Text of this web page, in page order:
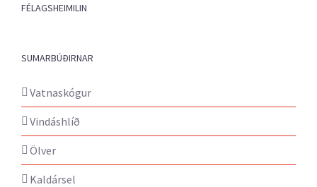
FÉLAGSHEIMILIN
SUMARBÚÐIRNAR
Vatnaskógur
Vindáshlíð
Ölver
Kaldársel